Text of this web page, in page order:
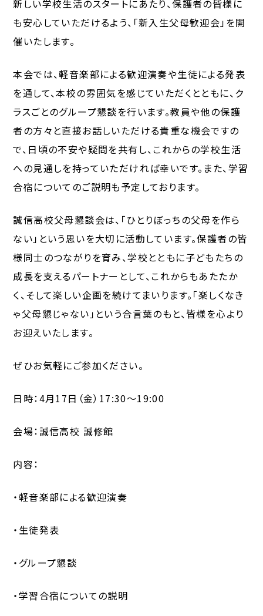
新しい学校生活のスタートにあたり、保護者の皆様に
も安心していただけるよう、「新入生父母歓迎会」を開
催いたします。
本会では、軽音楽部による歓迎演奏や生徒による発表
を通して、本校の雰囲気を感じていただくとともに、ク
ラスごとのグループ懇談を行います。教員や他の保護
者の方々と直接お話しいただける貴重な機会ですの
で、日頃の不安や疑問を共有し、これからの学校生活
への見通しを持っていただければ幸いです。また、学習
合宿についてのご説明も予定しております。
誠信高校父母懇談会は、「ひとりぼっちの父母を作ら
ない」という思いを大切に活動しています。保護者の皆
様同士のつながりを育み、学校とともに子どもたちの
成長を支えるパートナーとして、これからもあたたか
く、そして楽しい企画を続けてまいります。「楽しくなき
ゃ父母懇じゃない」という合言葉のもと、皆様を心より
お迎えいたします。
ぜひお気軽にご参加ください。
日時：4月17日（金）17:30～19:00
会場：誠信高校 誠修館
内容：
・軽音楽部による歓迎演奏
・生徒発表
・グループ懇談
・学習合宿についての説明